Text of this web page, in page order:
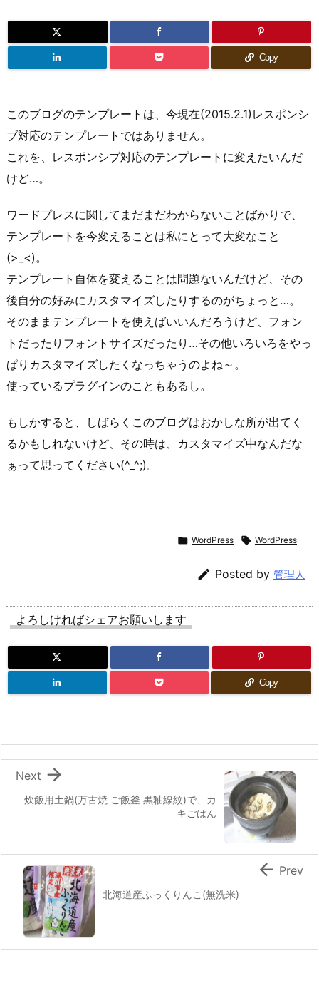
Copy
このブログのテンプレートは、今現在(2015.2.1)レスポンシ
ブ対応のテンプレートではありません。
これを、レスポンシブ対応のテンプレートに変えたいんだ
けど…。
ワードプレスに関してまだまだわからないことばかりで、
テンプレートを今変えることは私にとって大変なこと
(>_<)。
テンプレート自体を変えることは問題ないんだけど、その
後自分の好みにカスタマイズしたりするのがちょっと…。
そのままテンプレートを使えばいいんだろうけど、フォン
トだったりフォントサイズだったり…その他いろいろをやっ
ぱりカスタマイズしたくなっちゃうのよね～。
使っているプラグインのこともあるし。
もしかすると、しばらくこのブログはおかしな所が出てく
るかもしれないけど、その時は、カスタマイズ中なんだな
ぁって思ってください(^_^;)。
 WordPress  WordPress
 Posted by 管理人
よろしければシェアお願いします
Copy
炊飯用土鍋(万古焼 ご飯釜 黒釉線紋)で、カ
キごはん

Next
北海道産ふっくりんこ(無洗米)
 Prev